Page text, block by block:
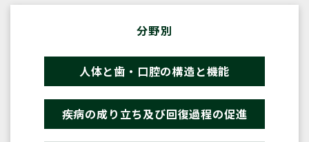
分野別
人体と歯・口腔の構造と機能
疾病の成り立ち及び回復過程の促進